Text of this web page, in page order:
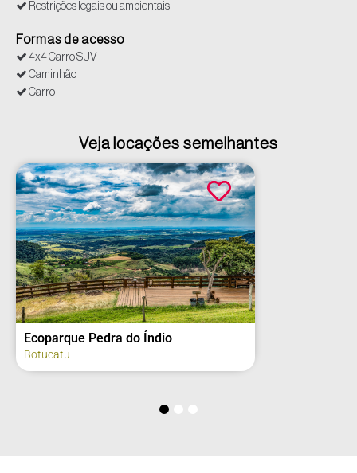
Restrições legais ou ambientais
Formas de acesso
4x4 Carro SUV
Caminhão
Carro
Veja locações semelhantes
Índio